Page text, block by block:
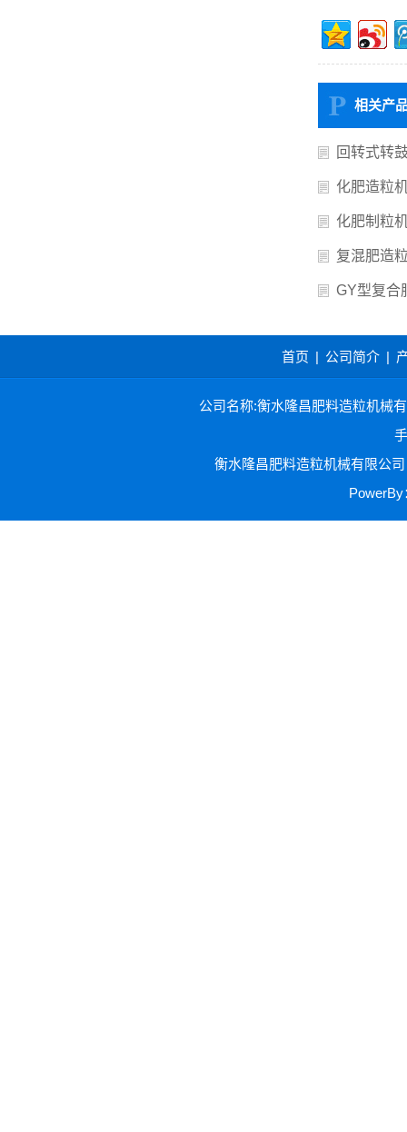
相关产
回转式转
化肥造粒
化肥制粒
复混肥造
GY型复合
首页 | 公司简介 |
公司名称:衡水隆昌肥料造粒机械
衡水隆昌肥料造粒机械有限公